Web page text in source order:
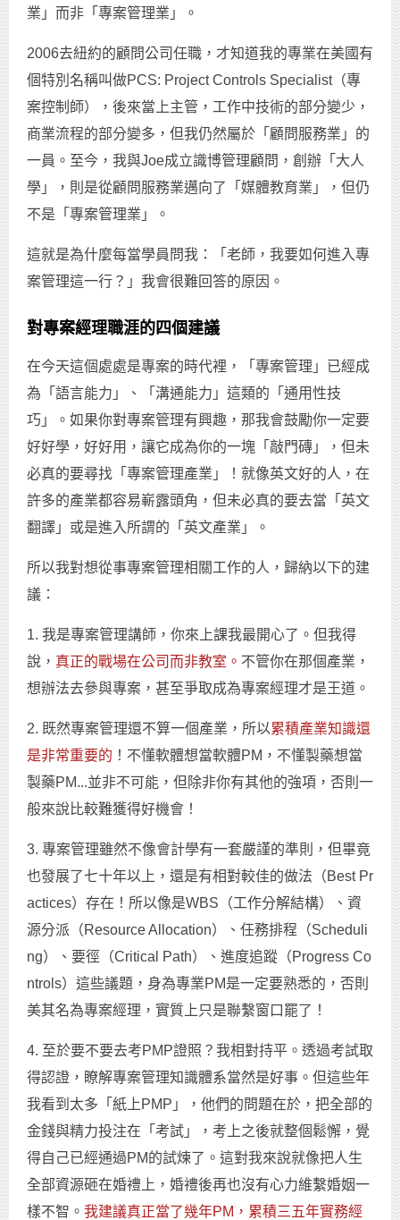
業」而非「專案管理業」。
2006去紐約的顧問公司任職，才知道我的專業在美國有
個特別名稱叫做PCS: Project Controls Specialist（專
案控制師），後來當上主管，工作中技術的部分變少，
商業流程的部分變多，但我仍然屬於「顧問服務業」的
一員。至今，我與Joe成立識博管理顧問，創辦「大人
學」，則是從顧問服務業邁向了「媒體教育業」，但仍
不是「專案管理業」。
這就是為什麼每當學員問我：「老師，我要如何進入專
案管理這一行？」我會很難回答的原因。
對專案經理職涯的四個建議
在今天這個處處是專案的時代裡，「專案管理」已經成
為「語言能力」、「溝通能力」這類的「通用性技
巧」。如果你對專案管理有興趣，那我會鼓勵你一定要
好好學，好好用，讓它成為你的一塊「敲門磚」，但未
必真的要尋找「專案管理產業」！就像英文好的人，在
許多的產業都容易嶄露頭角，但未必真的要去當「英文
翻譯」或是進入所謂的「英文產業」。
所以我對想從事專案管理相關工作的人，歸納以下的建
議：
1. 我是專案管理講師，你來上課我最開心了。但我得
說， 真正的戰場在公司而非教室。 不管你在那個產業，
想辦法去參與專案，甚至爭取成為專案經理才是王道。
2. 既然專案管理還不算一個產業，所以累積產業知識還
是非常重要的 ！不懂軟體想當軟體PM，不懂製藥想當
製藥PM...並非不可能，但除非你有其他的強項，否則一
般來說比較難獲得好機會！
3. 專案管理雖然不像會計學有一套嚴謹的準則，但畢竟
也發展了七十年以上，還是有相對較佳的做法（Best Pr
actices）存在！所以像是WBS（工作分解結構）、資
源分派（Resource Allocation）、任務排程（Scheduli
ng）、要徑（Critical Path）、進度追蹤（Progress Co
ntrols）這些議題，身為專業PM是一定要熟悉的，否則
美其名為專案經理，實質上只是聯繫窗口罷了！
4. 至於要不要去考PMP證照？我相對持平。透過考試取
得認證，瞭解專案管理知識體系當然是好事。但這些年
我看到太多「紙上PMP」，他們的問題在於，把全部的
金錢與精力投注在「考試」，考上之後就整個鬆懈，覺
得自己已經通過PM的試煉了。這對我來說就像把人生
全部資源砸在婚禮上，婚禮後再也沒有心力維繫婚姻一
樣不智。 我建議真正當了幾年PM，累積三五年實務經